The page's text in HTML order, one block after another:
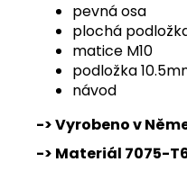
pevná
plochá
matice
podložka
návod 1x
-> Vyrobeno v
-> Materiál 7075-